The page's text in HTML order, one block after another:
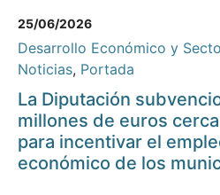
25/06/2026
Desarrollo Económico y
Noticias, Portada
La Diputación
millones de euros
para incentivar el
económico de los